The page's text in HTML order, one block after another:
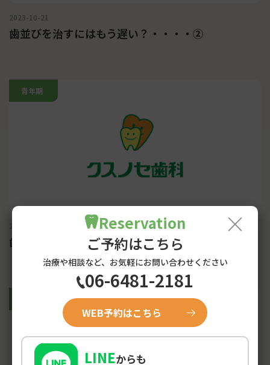
2023-10-21
歯並びを治すにはもう遅い？・・・・②
青年期
2023-10-02
歯並びを治すにはもう遅い？・・・・①
×
Reservation
ご予約はこちら
治療や相談など、お気軽にお問い合わせください
06-6481-2181
WEB予約はこちら
LINEからも